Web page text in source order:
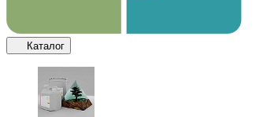
Каталог